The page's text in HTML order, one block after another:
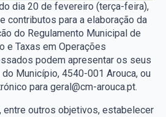
dia 20 de fevereiro (terça-feira),
contributos para a elaboração da
do Regulamento Municipal de
e Taxas em Operações
podem apresentar os seus
Município, 4540-001 Arouca, ou
para geral@cm-arouca.pt.
entre outros objetivos, estabelecer